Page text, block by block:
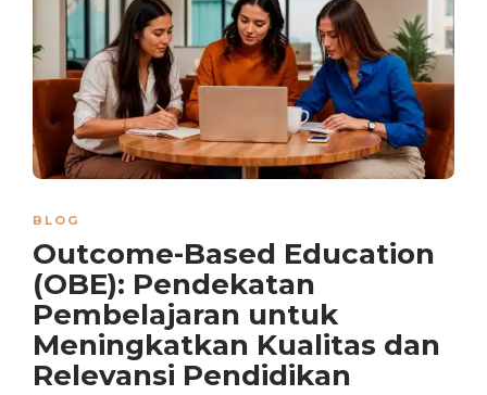
BLOG
Outcome-Based Education
(OBE): Pendekatan
Pembelajaran untuk
Meningkatkan Kualitas dan
Relevansi Pendidikan